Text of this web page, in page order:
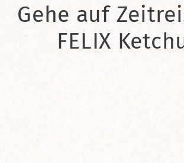
Gehe auf
FELIX